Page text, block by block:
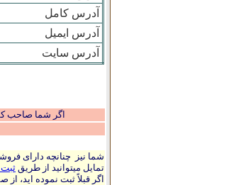
آدرس کامل
آدرس ایمیل
آدرس سایت
اگر شما صاحب
شما نیز چنانچه دارای
تمایل میتوانید از طریق
اگر قبلاً ثبت نموده اید، از